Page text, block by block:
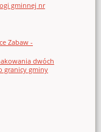
gminnej nr
Zabaw -
dwóch
granicy gminy